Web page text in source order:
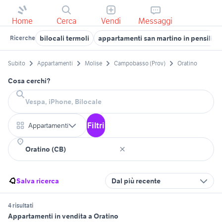
Home Cerca Vendi Messaggi
Ricerche bilocali termoli appartamenti san martino in pensilis
Subito Appartamenti Molise Campobasso (Prov) Oratino
Cosa cerchi?
Appartamenti Filtri
Salva ricerca Dal più recente
4 risultati
Appartamenti in vendita a Oratino